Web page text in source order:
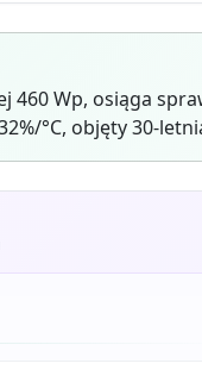
460 Wp, osiąga
°C, objęty 30-